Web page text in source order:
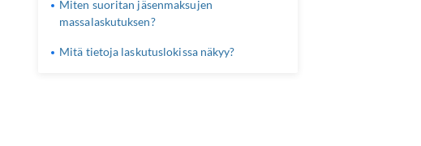
Miten suoritan jäsenmaksujen
massalaskutuksen?
Mitä tietoja laskutuslokissa näkyy?